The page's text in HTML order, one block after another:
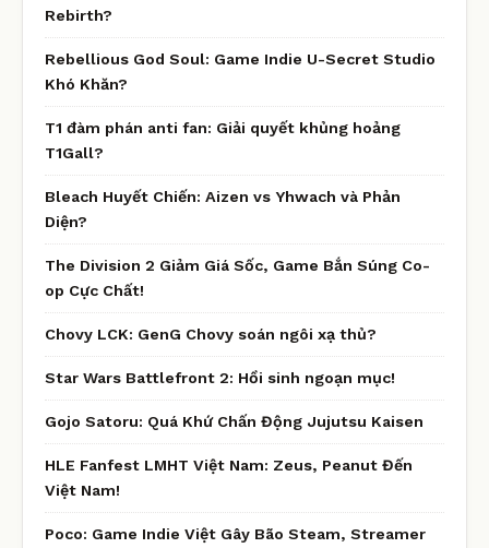
Rebirth?
Rebellious God Soul: Game Indie U-Secret Studio
Khó Khăn?
T1 đàm phán anti fan: Giải quyết khủng hoảng
T1Gall?
Bleach Huyết Chiến: Aizen vs Yhwach và Phản
Diện?
The Division 2 Giảm Giá Sốc, Game Bắn Súng Co-
op Cực Chất!
Chovy LCK: GenG Chovy soán ngôi xạ thủ?
Star Wars Battlefront 2: Hồi sinh ngoạn mục!
Gojo Satoru: Quá Khứ Chấn Động Jujutsu Kaisen
HLE Fanfest LMHT Việt Nam: Zeus, Peanut Đến
Việt Nam!
Poco: Game Indie Việt Gây Bão Steam, Streamer